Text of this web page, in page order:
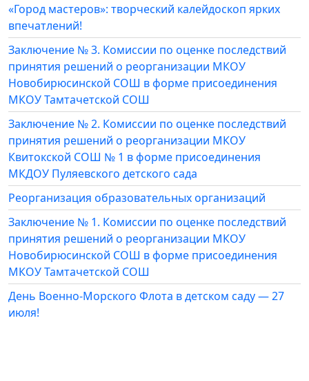
«Город мастеров»: творческий калейдоскоп ярких
впечатлений!
Заключение № 3. Комиссии по оценке последствий
принятия решений о реорганизации МКОУ
Новобирюсинской СОШ в форме присоединения
МКОУ Тамтачетской СОШ
Заключение № 2. Комиссии по оценке последствий
принятия решений о реорганизации МКОУ
Квитокской СОШ № 1 в форме присоединения
МКДОУ Пуляевского детского сада
Реорганизация образовательных организаций
Заключение № 1. Комиссии по оценке последствий
принятия решений о реорганизации МКОУ
Новобирюсинской СОШ в форме присоединения
МКОУ Тамтачетской СОШ
День Военно-Морского Флота в детском саду — 27
июля!